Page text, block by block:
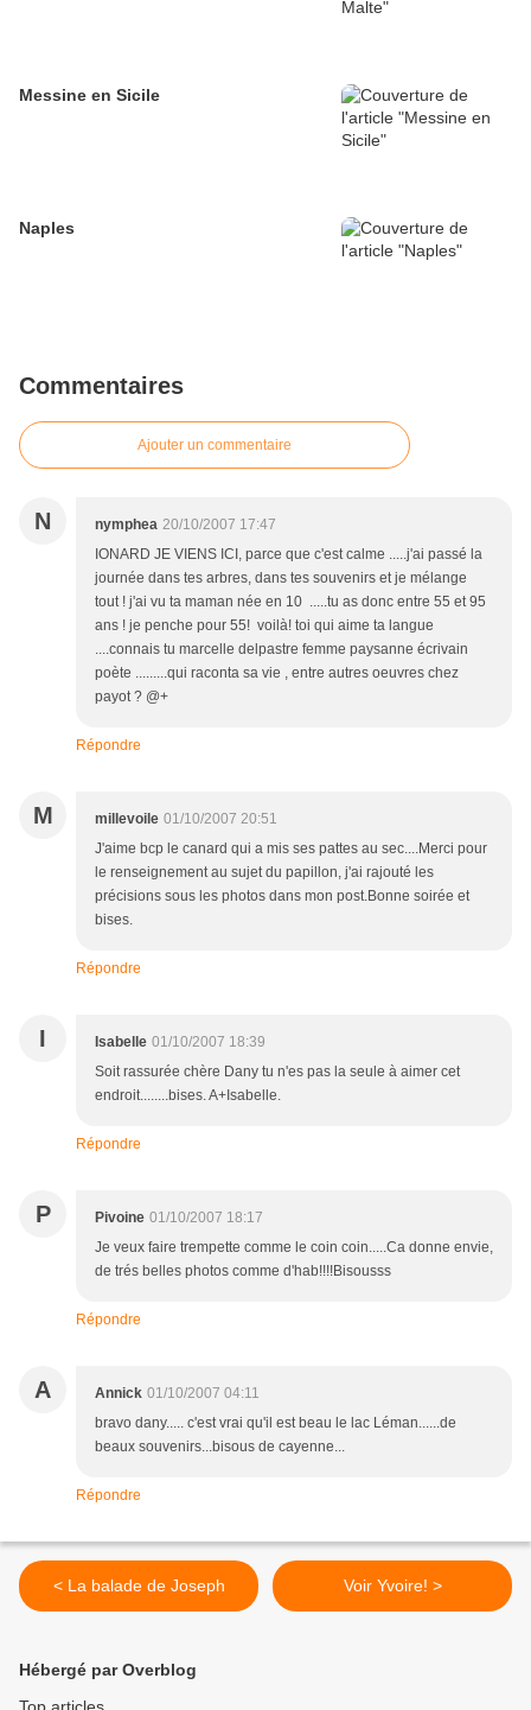
Messine en Sicile
Naples
Commentaires
Ajouter un commentaire
N nymphea 20/10/2007 17:47
IONARD JE VIENS ICI, parce que c'est calme .....j'ai passé la
journée dans tes arbres, dans tes souvenirs et je mélange
tout ! j'ai vu ta maman née en 10 .....tu as donc entre 55 et 95
ans ! je penche pour 55! voilà! toi qui aime ta langue
....connais tu marcelle delpastre femme paysanne écrivain
poète .........qui raconta sa vie , entre autres oeuvres chez
payot ? @+
Répondre
M millevoile 01/10/2007 20:51
J'aime bcp le canard qui a mis ses pattes au sec....Merci pour
le renseignement au sujet du papillon, j'ai rajouté les
précisions sous les photos dans mon post.Bonne soirée et
bises.
Répondre
I Isabelle 01/10/2007 18:39
Soit rassurée chère Dany tu n'es pas la seule à aimer cet
endroit........bises. A+Isabelle.
Répondre
P Pivoine 01/10/2007 18:17
Je veux faire trempette comme le coin coin.....Ca donne envie,
de trés belles photos comme d'hab!!!!Bisousss
Répondre
A Annick 01/10/2007 04:11
bravo dany..... c'est vrai qu'il est beau le lac Léman......de
beaux souvenirs...bisous de cayenne...
Répondre
< La balade de Joseph Voir Yvoire! >
Hébergé par Overblog